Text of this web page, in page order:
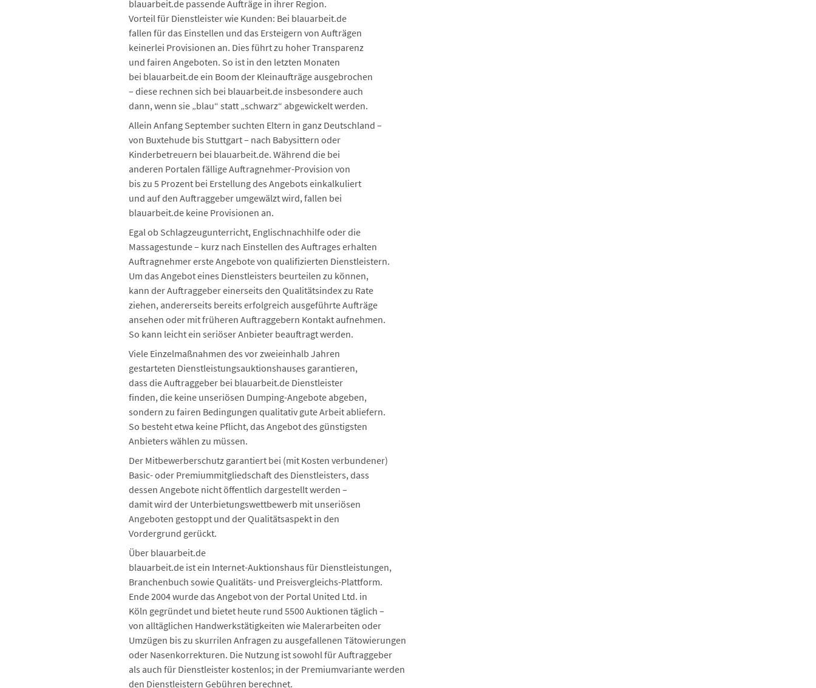
blauarbeit.de passende Aufträge in ihrer Region.
Vorteil für Dienstleister wie Kunden: Bei blauarbeit.de
fallen für das Einstellen und das Ersteigern von Aufträgen
keinerlei Provisionen an. Dies führt zu hoher Transparenz
und fairen Angeboten. So ist in den letzten Monaten
bei blauarbeit.de ein Boom der Kleinaufträge ausgebrochen
– diese rechnen sich bei blauarbeit.de insbesondere auch
dann, wenn sie „blau“ statt „schwarz“ abgewickelt werden.
Allein Anfang September suchten Eltern in ganz Deutschland –
von Buxtehude bis Stuttgart – nach Babysittern oder
Kinderbetreuern bei blauarbeit.de. Während die bei
anderen Portalen fällige Auftragnehmer-Provision von
bis zu 5 Prozent bei Erstellung des Angebots einkalkuliert
und auf den Auftraggeber umgewälzt wird, fallen bei
blauarbeit.de keine Provisionen an.
Egal ob Schlagzeugunterricht, Englischnachhilfe oder die
Massagestunde – kurz nach Einstellen des Auftrages erhalten
Auftragnehmer erste Angebote von qualifizierten Dienstleistern.
Um das Angebot eines Dienstleisters beurteilen zu können,
kann der Auftraggeber einerseits den Qualitätsindex zu Rate
ziehen, andererseits bereits erfolgreich ausgeführte Aufträge
ansehen oder mit früheren Auftraggebern Kontakt aufnehmen.
So kann leicht ein seriöser Anbieter beauftragt werden.
Viele Einzelmaßnahmen des vor zweieinhalb Jahren
gestarteten Dienstleistungsauktionshauses garantieren,
dass die Auftraggeber bei blauarbeit.de Dienstleister
finden, die keine unseriösen Dumping-Angebote abgeben,
sondern zu fairen Bedingungen qualitativ gute Arbeit abliefern.
So besteht etwa keine Pflicht, das Angebot des günstigsten
Anbieters wählen zu müssen.
Der Mitbewerberschutz garantiert bei (mit Kosten verbundener)
Basic- oder Premiummitgliedschaft des Dienstleisters, dass
dessen Angebote nicht öffentlich dargestellt werden –
damit wird der Unterbietungswettbewerb mit unseriösen
Angeboten gestoppt und der Qualitätsaspekt in den
Vordergrund gerückt.
Über blauarbeit.de
blauarbeit.de ist ein Internet-Auktionshaus für Dienstleistungen,
Branchenbuch sowie Qualitäts- und Preisvergleichs-Plattform.
Ende 2004 wurde das Angebot von der Portal United Ltd. in
Köln gegründet und bietet heute rund 5500 Auktionen täglich –
von alltäglichen Handwerkstätigkeiten wie Malerarbeiten oder
Umzügen bis zu skurrilen Anfragen zu ausgefallenen Tätowierungen
oder Nasenkorrekturen. Die Nutzung ist sowohl für Auftraggeber
als auch für Dienstleister kostenlos; in der Premiumvariante werden
den Dienstleistern Gebühren berechnet.